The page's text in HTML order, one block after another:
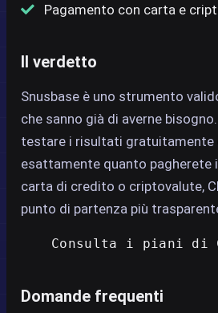
Pagamento con carta e
Il verdetto
Snusbase è uno strumento
che sanno già di averne
testare i risultati gratuitamente
esattamente quanto pagherete
carta di credito o criptovalute,
punto di partenza più
Consulta i piani di
Domande frequenti